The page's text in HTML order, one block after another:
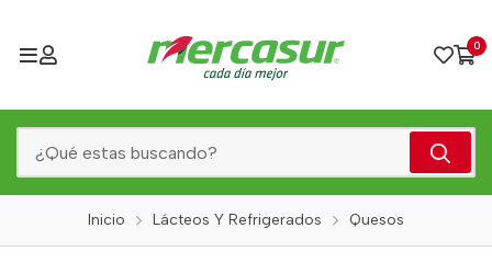
0
Inicio Lácteos Y Refrigerados Quesos